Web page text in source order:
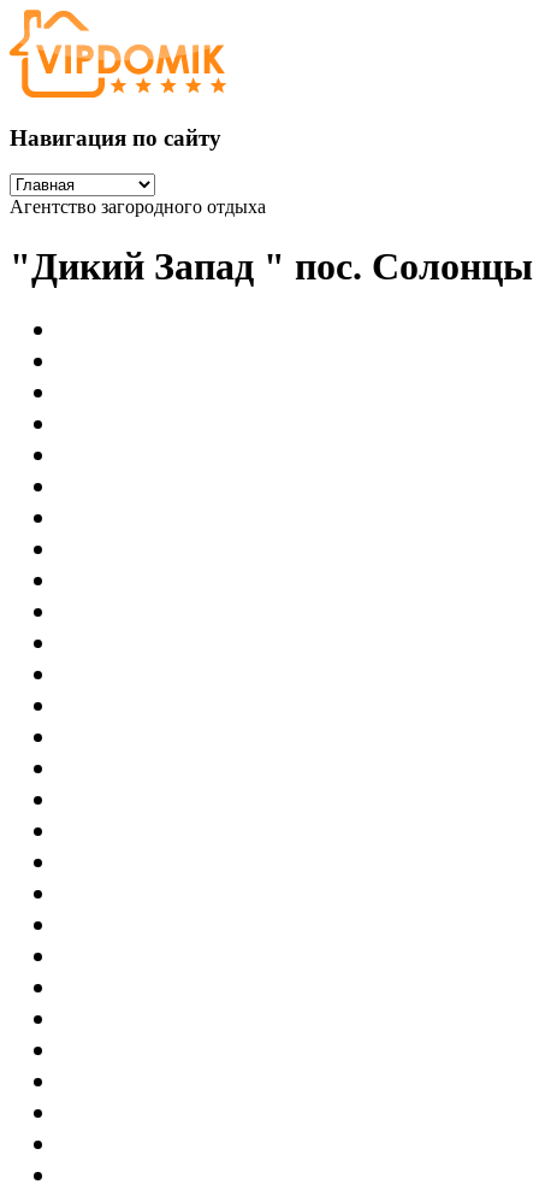
Навигация по сайту
Агентство загородного отдыха
"Дикий Запад " пос.